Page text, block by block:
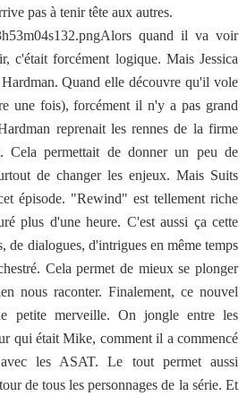
pas à tenir tête aux autres.
Alors quand il va voir
c'était forcément logique. Mais Jessica
Quand elle découvre qu'il vole
une fois), forcément il n'y a pas grand
reprenait les rennes de la firme
Cela permettait de donner un peu de
de changer les enjeux. Mais Suits
épisode. "Rewind" est tellement riche
plus d'une heure. C'est aussi ça cette
de dialogues, d'intrigues en même temps
Cela permet de mieux se plonger
nous raconter. Finalement, ce nouvel
petite merveille. On jongle entre les
qui était Mike, comment il a commencé
les ASAT. Le tout permet aussi
de tous les personnages de la série. Et